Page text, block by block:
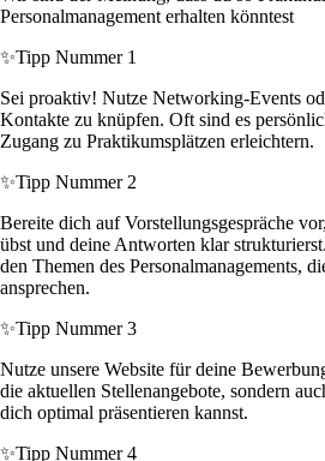
Personalmanagement erhalten könntest
✨Tipp Nummer 1
Sei proaktiv! Nutze Networking-Events
Kontakte zu knüpfen. Oft sind es
Zugang zu Praktikumsplätzen erleichtern.
✨Tipp Nummer 2
Bereite dich auf Vorstellungsgespräche
übst und deine Antworten klar
den Themen des Personalmanagements,
ansprechen.
✨Tipp Nummer 3
Nutze unsere Website für deine
die aktuellen Stellenangebote, sondern
dich optimal präsentieren kannst.
✨Tipp Nummer 4